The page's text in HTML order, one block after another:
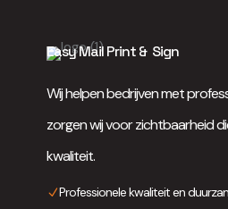
Easy Mail Print & Sign
Wij helpen bedrijven met
zorgen wij voor zichtbaarheid
kwaliteit.
NProfessionele kwaliteit en